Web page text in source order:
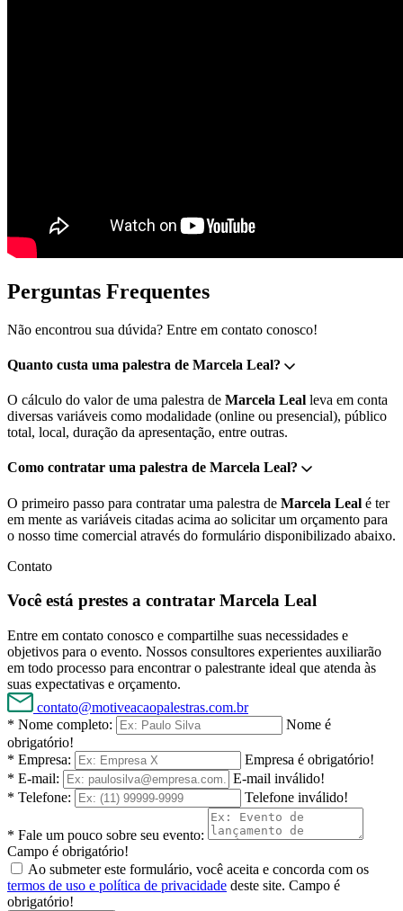
Perguntas Frequentes
Não encontrou sua dúvida? Entre em contato conosco!
Quanto custa uma palestra de Marcela Leal?
O cálculo do valor de uma palestra de Marcela Leal leva em conta
diversas variáveis como modalidade (online ou presencial), público
total, local, duração da apresentação, entre outras.
Como contratar uma palestra de Marcela Leal?
O primeiro passo para contratar uma palestra de Marcela Leal é ter
em mente as variáveis citadas acima ao solicitar um orçamento para
o nosso time comercial através do formulário disponibilizado abaixo.
Contato
Você está prestes a contratar Marcela Leal
Entre em contato conosco e compartilhe suas necessidades e
objetivos para o evento. Nossos consultores experientes auxiliarão
em todo processo para encontrar o palestrante ideal que atenda às
suas expectativas e orçamento.
contato@motiveacaopalestras.com.br
* Nome completo:
Nome é
obrigatório!
* Empresa:
Empresa é obrigatório!
* E-mail:
E-mail inválido!
* Telefone:
Telefone inválido!
* Fale um pouco sobre seu evento:
Campo é obrigatório!
Ao submeter este formulário, você aceita e concorda com os
termos de uso e política de privacidade deste site. Campo é
obrigatório!